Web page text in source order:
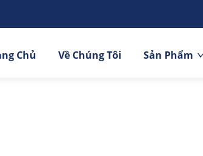
Chủ Về Chúng Tôi Sản Phẩm